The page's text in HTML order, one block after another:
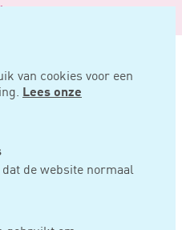
van cookies voor een
Lees onze
de website normaal